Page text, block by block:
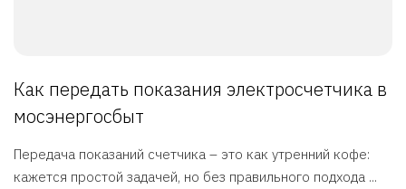
Как передать показания электросчетчика в
мосэнергосбыт
Передача показаний счетчика – это как утренний кофе:
кажется простой задачей, но без правильного подхода ...